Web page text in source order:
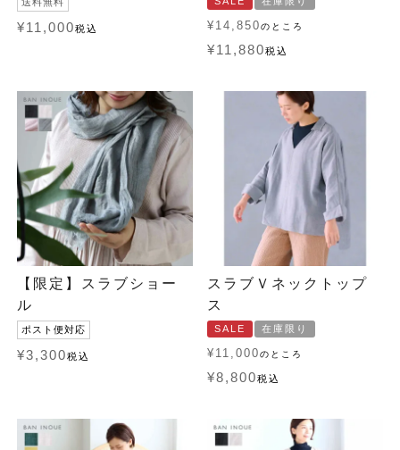
¥11,000税込 ¥ 14,850のところ
¥11,880税込
【限定】スラブショー
ル
ポスト便対応
¥3,300税込
スラブＶネックトップ
ス
SALE 在庫限り
¥ 11,000のところ
¥8,800税込